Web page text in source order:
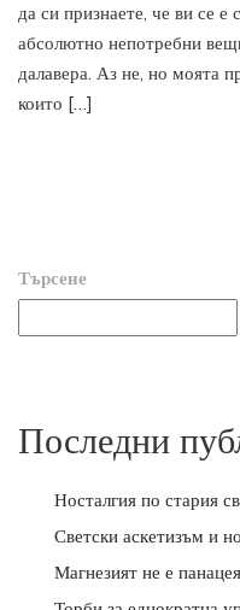
да си признаете, че ви се е
абсолютно непотребни
далавера. Аз не, но моята
които […]
Търсене
Последни
Носталгия по стария
Светски аскетизъм и
Магнезият не е панацея